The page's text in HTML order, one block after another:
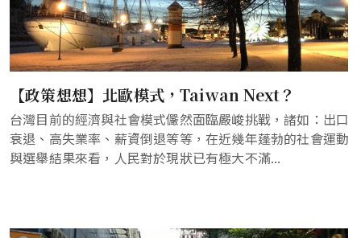
【政策想想】北歐模式，Taiwan Next？
台灣目前的經濟與社會模式儼然面臨嚴峻挑戰，諸如：出口
衰退、高失業率、薪資倒退等等，在近幾年蓬勃的社會運動
與選舉結果來看，人民對於現狀已有極大不滿...